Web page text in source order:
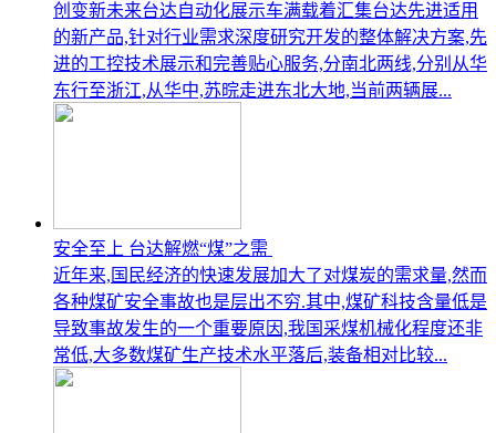
创变新未来台达自动化展示车满载着汇集台达先进适用
的新产品,针对行业需求深度研究开发的整体解决方案,先
进的工控技术展示和完善贴心服务,分南北两线,分别从华
东行至浙江,从华中,苏晥走进东北大地,当前两辆展...
安全至上 台达解燃“煤”之需
近年来,国民经济的快速发展加大了对煤炭的需求量,然而
各种煤矿安全事故也是层出不穷.其中,煤矿科技含量低是
导致事故发生的一个重要原因,我国采煤机械化程度还非
常低,大多数煤矿生产技术水平落后,装备相对比较...